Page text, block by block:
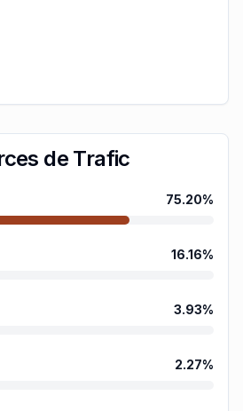
de Trafic
75.20%
16.16%
3.93%
2.27%